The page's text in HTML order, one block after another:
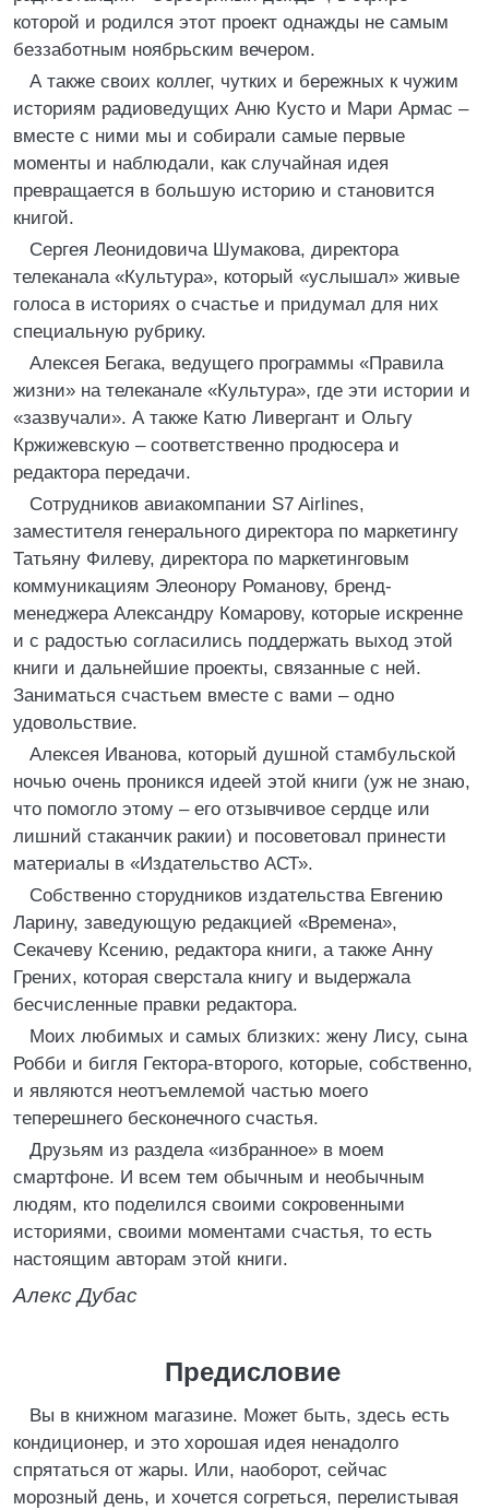
которой и родился этот проект однажды не самым
беззаботным ноябрьским вечером.
А также своих коллег, чутких и бережных к чужим
историям радиоведущих Аню Кусто и Мари Армас –
вместе с ними мы и собирали самые первые
моменты и наблюдали, как случайная идея
превращается в большую историю и становится
книгой.
Сергея Леонидовича Шумакова, директора
телеканала «Культура», который «услышал» живые
голоса в историях о счастье и придумал для них
специальную рубрику.
Алексея Бегака, ведущего программы «Правила
жизни» на телеканале «Культура», где эти истории и
«зазвучали». А также Катю Ливергант и Ольгу
Кржижевскую – соответственно продюсера и
редактора передачи.
Сотрудников авиакомпании S7 Airlines,
заместителя генерального директора по маркетингу
Татьяну Филеву, директора по маркетинговым
коммуникациям Элеонору Романову, бренд-
менеджера Александру Комарову, которые искренне
и с радостью согласились поддержать выход этой
книги и дальнейшие проекты, связанные с ней.
Заниматься счастьем вместе с вами – одно
удовольствие.
Алексея Иванова, который душной стамбульской
ночью очень проникся идеей этой книги (уж не знаю,
что помогло этому – его отзывчивое сердце или
лишний стаканчик ракии) и посоветовал принести
материалы в «Издательство АСТ».
Собственно сторудников издательства Евгению
Ларину, заведующую редакцией «Времена»,
Секачеву Ксению, редактора книги, а также Анну
Грених, которая сверстала книгу и выдержала
бесчисленные правки редактора.
Моих любимых и самых близких: жену Лису, сына
Робби и бигля Гектора-второго, которые, собственно,
и являются неотъемлемой частью моего
теперешнего бесконечного счастья.
Друзьям из раздела «избранное» в моем
смартфоне. И всем тем обычным и необычным
людям, кто поделился своими сокровенными
историями, своими моментами счастья, то есть
настоящим авторам этой книги.
Алекс Дубас
Предисловие
Вы в книжном магазине. Может быть, здесь есть
кондиционер, и это хорошая идея ненадолго
спрятаться от жары. Или, наоборот, сейчас
морозный день, и хочется согреться, перелистывая